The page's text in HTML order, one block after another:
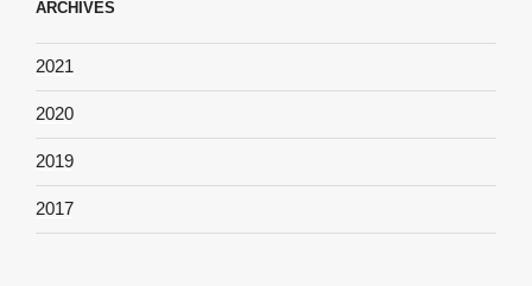
ARCHIVES
2021
2020
2019
2017